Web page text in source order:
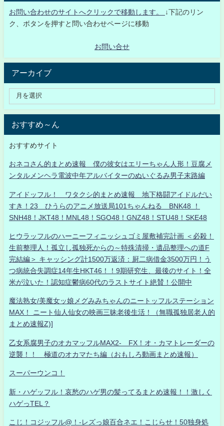
お問い合わせのサイトへクリックで移動します。
↓下記のリン
ク、ボタンを押すと問い合わせページに移動
お問い合せ
アーカイブ
おすすめ～ん
おすすめサイト
おネコさん的まとめ速報 僕の彼女はエリーちゃん人形！豆腐メ
ンタルメンヘラ電波中年アルバイターのぬいぐるみ男子末路編
アイドッフル！ ワタクシ的まとめ速報 地下格闘アイドルだい
すき！23 ひうらのアニメ放送局101ちゃんねる BNK48 ！
SNH48！JKT48！MNL48！SGO48！GNZ48！STU48！SKE48
ヒウラッフルのハーニーフィニッシュゴミ屋敷補完計画 ＜必殺！
生前整理人！孤立し孤独死からの～特殊清掃・遺品整理への道F
完結編＞ キャッシング計1500万返済：厨二病借金3500万円！う
つ病統合失調症14年生HKT46！！9期研究生、最後のサイト！全
米が泣いた！認知症鬱病60代のラストサイト絶賛！公開中
魔法熟女/美魔女ッ娘メグみみちゃんのニートッフルステーション
MAX！ ニート仙人仙女の映画三昧老後生活！（無職孤独居老人的
まとめ速報Z)]
乙女系腐男子のオカマッフルMAX2- FX！オ・カマトレーダーの
逆襲！！ 極道のオカマたち編（おもしろ動画まとめ速報）
スーパーウンコ！
新・ハゲッフル！哀愁のハゲ男の髪ってるまとめ速報！！激しく
ハゲっTEL？
こじ！コジッフル@！-レズっ娘百合ネエ！こじらせ！50独身処